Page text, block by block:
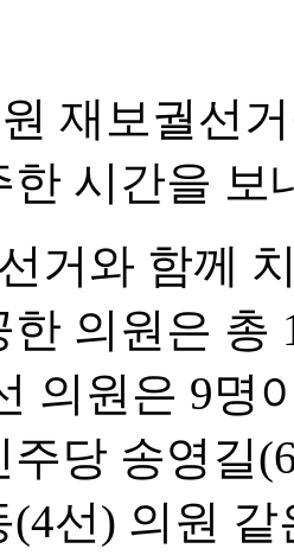
재보궐선
한 시간을 보
거와 함께
한 의원은 총
의원은 9명
당 송영길
(4선) 의원